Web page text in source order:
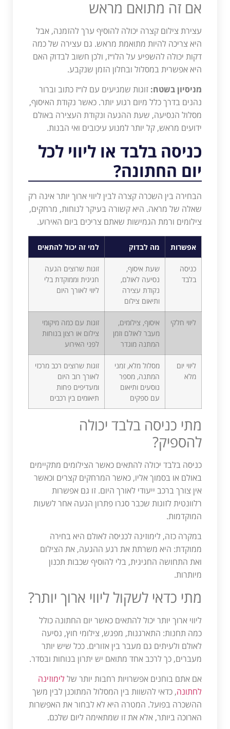
אם זה מתואם מראש
עצירת צילום קצרה יכולה להוסיף ערך להזמנה, אבל
היא צריכה להיות מתואמת מראש. גם עצירה של כמה
דקות יכולה להשפיע על הלו״ז, ולכן חשוב לבדוק האם
היא אפשרית במסלול ובחלון הזמן שנקבע.
מניסיון בשטח: זוגות שמגיעים עם לו״ז כתוב וברור
נהנים בדרך כלל מיום רגוע יותר. כאשר נקודת האיסוף,
מסלול הנסיעה, שעת ההגעה ונקודת העצירה באולם
ידועים מראש, קל יותר למנוע עיכובים ואי הבנות.
כניסה בלבד או ליווי לכל
יום החתונה?
הבחירה בין השכרה קצרה לבין ליווי ארוך יותר אינה רק
שאלה של מראה. היא קשורה בעיקר לנוחות, מרחקים,
צילומים ורמת הגמישות שאתם צריכים ביום האירוע.
אפשרות מה לבדוק למי זה יכול להתאים
כניסה
בלבד
שעת איסוף,
נסיעה לאולם,
נקודת עצירה
ותיאום צילום
זוגות שרוצים הגעה
חגיגית וממוקדת בלי
ליווי לאורך היום
ליווי חלקי
איסוף, צילומים,
מעבר לאולם וזמן
המתנה מוגדר
זוגות עם כמה מיקומי
צילום או רצון בנוחות
לפני האירוע
ליווי יום
מלא
מסלול מלא, זמני
המתנה, מספר
נוסעים ותיאום
עם ספקים
זוגות שרוצים רכב מרכזי
לאורך רוב היום
ומעדיפים פחות
תיאומים בין רכבים
מתי כניסה בלבד יכולה
להספיק?
כניסה בלבד יכולה להתאים כאשר הצילומים מתקיימים
באולם או בסמוך אליו, כאשר המרחקים קצרים וכאשר
אין צורך ברכב ייעודי לאורך היום. זו גם אפשרות
רלוונטית לזוגות שכבר סגרו פתרון הגעה אחר לשעות
המוקדמות.
במקרה כזה, לימוזינה לכניסה לאולם היא בחירה
ממוקדת: היא משרתת את רגע ההגעה, את הצילום
ואת התחושה החגיגית, בלי להוסיף שכבות תכנון
מיותרות.
מתי כדאי לשקול ליווי ארוך יותר?
ליווי ארוך יותר יכול להתאים כאשר יום החתונה כולל
כמה תחנות: התארגנות, מפגש, צילומי חוץ, נסיעה
לאולם ולעיתים גם מעבר בין אזורים. ככל שיש יותר
מעברים, כך לרכב אחד מתואם יש יתרון בנוחות ובסדר.
אם אתם בוחנים אפשרויות רחבות יותר שללימוזינה
לחתונה, כדאי להשוות בין המסלול המתוכנן לבין משך
ההשכרה בפועל. המטרה היא לא לבחור את האפשרות
הארוכה ביותר, אלא את זו שמתאימה ליום שלכם.